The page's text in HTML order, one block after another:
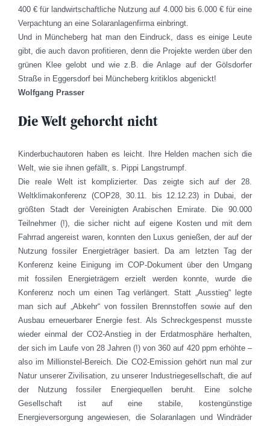
400 € für landwirtschaftliche Nutzung auf 4.000 bis 6.000 € für eine
Verpachtung an eine Solaranlagenfirma einbringt.
Und in Müncheberg hat man den Eindruck, dass es einige Leute
gibt, die auch davon profitieren, denn die Projekte werden über den
grünen Klee gelobt und wie z.B. die Anlage auf der Gölsdorfer
Straße in Eggersdorf bei Müncheberg kritiklos abgenickt!
Wolfgang Prasser
Die Welt gehorcht nicht
Kinderbuchautoren haben es leicht. Ihre Helden machen sich die
Welt, wie sie ihnen gefällt, s. Pippi Langstrumpf.
Die reale Welt ist komplizierter. Das zeigte sich auf der 28.
Weltklimakonferenz (COP28, 30.11. bis 12.12.23) in Dubai, der
größten Stadt der Vereinigten Arabischen Emirate. Die 90.000
Teilnehmer (!), die sicher nicht auf eigene Kosten und mit dem
Fahrrad angereist waren, konnten den Luxus genießen, der auf der
Nutzung fossiler Energieträger basiert. Da am letzten Tag der
Konferenz keine Einigung im COP-Dokument über den Umgang
mit fossilen Energieträgern erzielt werden konnte, wurde die
Konferenz noch um einen Tag verlängert. Statt „Ausstieg“ legte
man sich auf „Abkehr“ von fossilen Brennstoffen sowie auf den
Ausbau erneuerbarer Energie fest. Als Schreckgespenst musste
wieder einmal der CO2-Anstieg in der Erdatmosphäre herhalten,
der sich im Laufe von 28 Jahren (!) von 360 auf 420 ppm erhöhte –
also im Millionstel-Bereich. Die CO2-Emission gehört nun mal zur
Natur unserer Zivilisation, zu unserer Industriegesellschaft, die auf
der Nutzung fossiler Energiequellen beruht. Eine solche
Gesellschaft ist auf eine stabile, kostengünstige
Energieversorgung angewiesen, die Solaranlagen und Windräder